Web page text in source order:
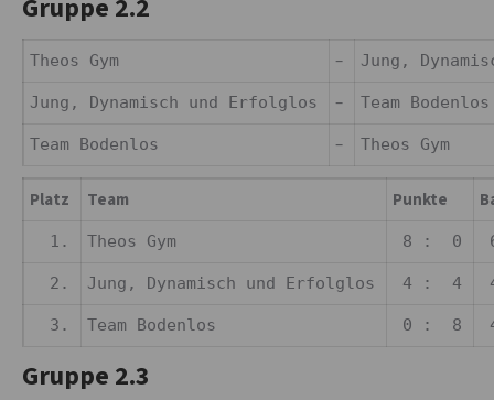
Gruppe 2.2
Theos Gym – Jung,
Jung, Dynamisch und Erfolglos – Team
Team Bodenlos – Theos Gym
Platz Team Punkte
1. Theos Gym 8 : 0
2. Jung, Dynamisch und Erfolglos 4 : 4
3. Team Bodenlos 0 : 8
Gruppe 2.3